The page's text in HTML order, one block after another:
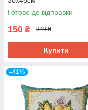
Готово до відправки
150 ₴ 349 ₴
Купити
–41%